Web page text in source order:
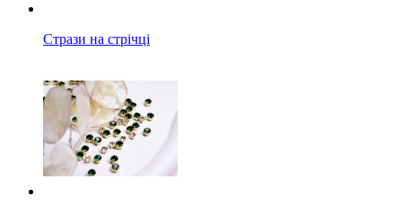
Стрази на стрічці